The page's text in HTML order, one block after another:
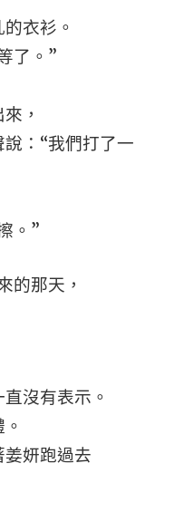
衣衫。
了。”
，
：“我們打了一
。”
的那天，
沒有表示。
妍跑過去